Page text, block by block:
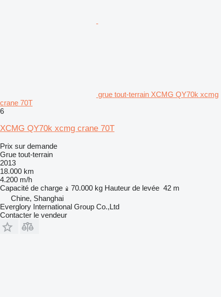
grue tout-terrain XCMG QY70k xcmg
crane 70T
6
XCMG QY70k xcmg crane 70T
Prix sur demande
Grue tout-terrain
2013
18.000 km
4.200 m/h
Capacité de charge
70.000 kg Hauteur de levée 42 m
Chine, Shanghai
Everglory International Group Co.,Ltd
Contacter le vendeur